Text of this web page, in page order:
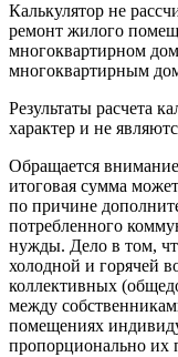
Калькулятор не
ремонт жилого
многоквартирном
многоквартирным
Результаты расчета
характер и не
Обращается
итоговая сумма
по причине
потребленного
нужды. Дело в том,
холодной и горячей
коллективных
между
помещениях
пропорционально их